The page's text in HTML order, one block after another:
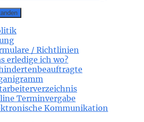
/ Richtlinien
erledige ich wo?
Terminvergabe
Kommunikation